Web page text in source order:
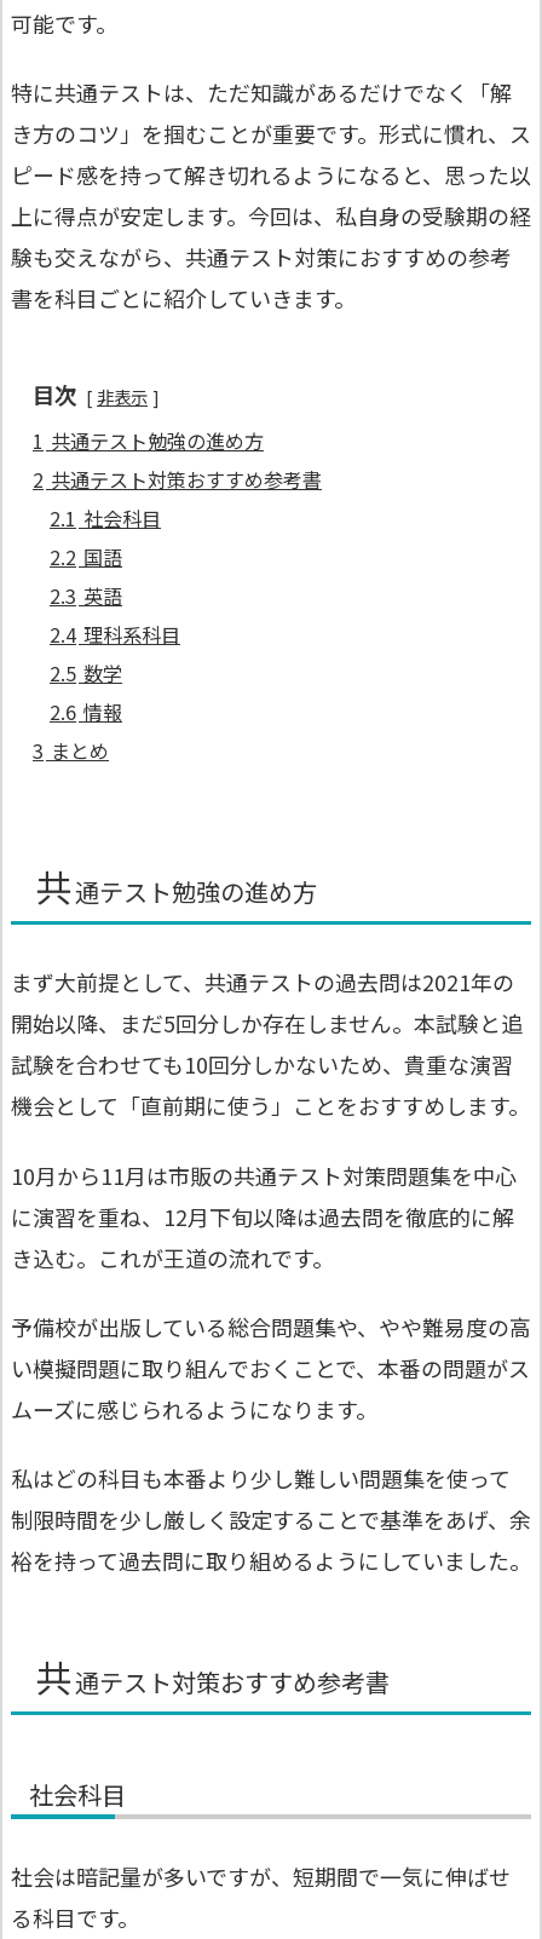
可能です。
特に共通テストは、ただ知識があるだけでなく「解
き方のコツ」を掴むことが重要です。形式に慣れ、ス
ピード感を持って解き切れるようになると、思った以
上に得点が安定します。今回は、私自身の受験期の経
験も交えながら、共通テスト対策におすすめの参考
書を科目ごとに紹介していきます。
目次 非表示
1 共通テスト勉強の進め方
2 共通テスト対策おすすめ参考書
2.1 社会科目
2.2 国語
2.3 英語
2.4 理科系科目
2.5 数学
2.6 情報
3 まとめ
共通テスト勉強の進め方
まず大前提として、共通テストの過去問は2021年の
開始以降、まだ5回分しか存在しません。本試験と追
試験を合わせても10回分しかないため、貴重な演習
機会として「直前期に使う」ことをおすすめします。
10月から11月は市販の共通テスト対策問題集を中心
に演習を重ね、12月下旬以降は過去問を徹底的に解
き込む。これが王道の流れです。
予備校が出版している総合問題集や、やや難易度の高
い模擬問題に取り組んでおくことで、本番の問題がス
ムーズに感じられるようになります。
私はどの科目も本番より少し難しい問題集を使って
制限時間を少し厳しく設定することで基準をあげ、余
裕を持って過去問に取り組めるようにしていました。
共通テスト対策おすすめ参考書
社会科目
社会は暗記量が多いですが、短期間で一気に伸ばせ
る科目です。